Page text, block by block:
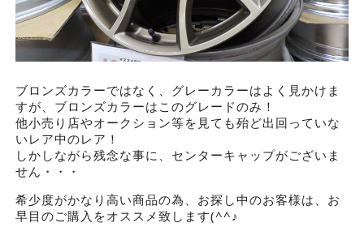
ブロンズカラーではなく、グレーカラーはよく見かけま
すが、ブロンズカラーはこのグレードのみ！
他小売り店やオークション等を見ても殆ど出回っていな
いレア中のレア！
しかしながら残念な事に、センターキャップがございま
せん・・・
希少度がかなり高い商品の為、お探し中のお客様は、お
早目のご購入をオススメ致します(^^♪